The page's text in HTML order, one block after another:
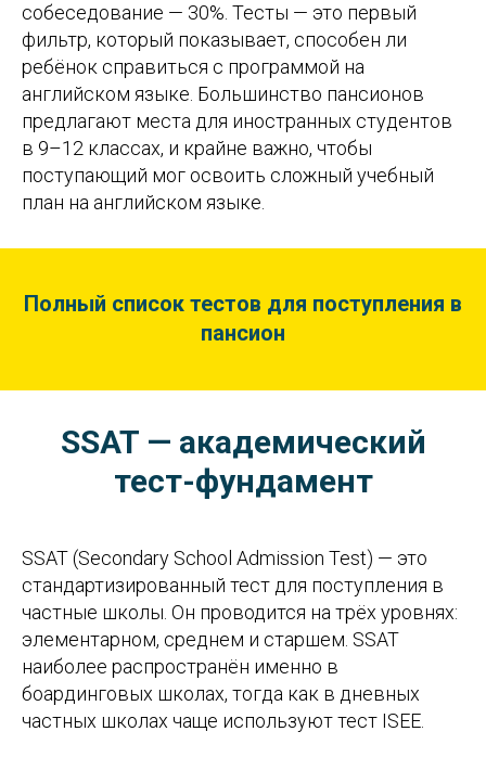
собеседование — 30%. Тесты — это первый
фильтр, который показывает, способен ли
ребёнок справиться с программой на
английском языке. Большинство пансионов
предлагают места для иностранных студентов
в 9–12 классах, и крайне важно, чтобы
поступающий мог освоить сложный учебный
план на английском языке.
Полный список тестов для поступления в
пансион
SSAT — академический
тест-фундамент
SSAT (Secondary School Admission Test) — это
стандартизированный тест для поступления в
частные школы. Он проводится на трёх уровнях:
элементарном, среднем и старшем. SSAT
наиболее распространён именно в
боардинговых школах, тогда как в дневных
частных школах чаще используют тест ISEE.